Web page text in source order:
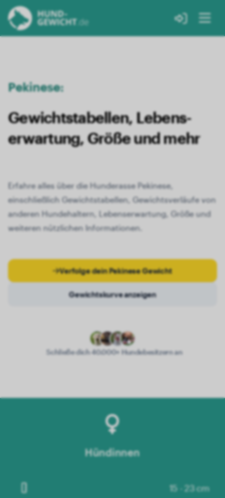
Pekinese:
Gewichts­tabellen, Lebens­
erwartung, Größe und mehr
Erfahre alles über die Hunderasse Pekinese,
einschließlich Gewichtstabellen, Gewichtsverläufe von
anderen Hundehaltern, Lebenserwartung, Größe und
weiteren nützlichen Informationen.
Verfolge dein Pekinese Gewicht
Gewichtskurve anzeigen
Schließe dich 40.000+ Hundebesitzern an
Hündinnen
15 - 23 cm